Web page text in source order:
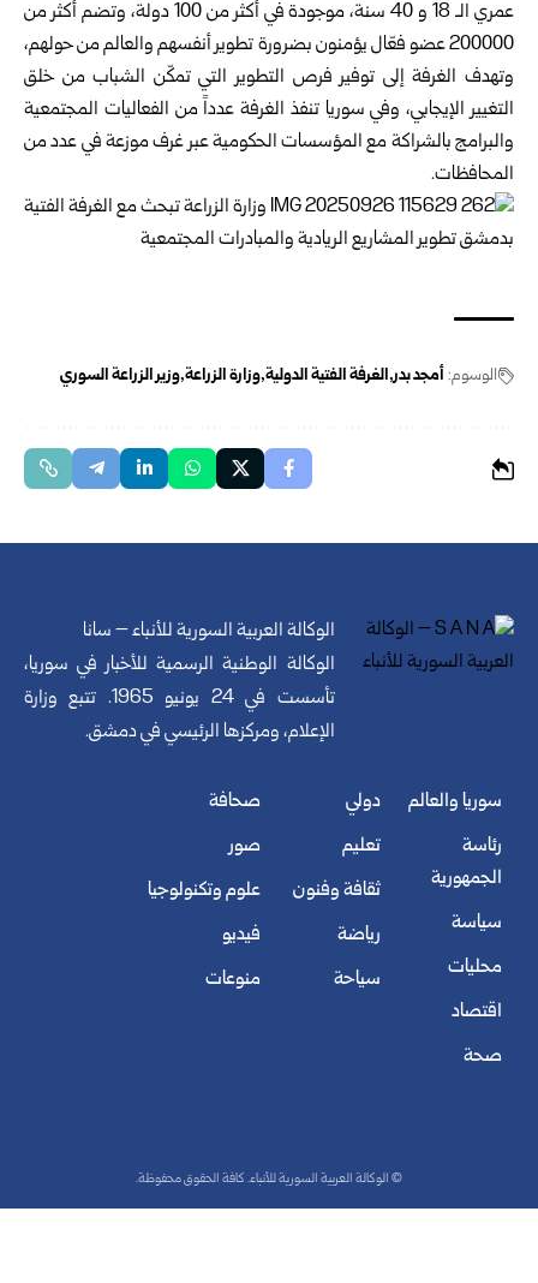
عمري ‏الـ ‌‏18 و 40 سنة، موجودة في أكثر من 100 دولة، وتضم أكثر من
‌‏200000 ‏عضو فعّال يؤمنون بضرورة تطوير أنفسهم والعالم من حولهم،
‏وتهدف ‏الغرفة إلى توفير فرص التطوير التي تمكّن الشباب من خلق
التغيير ‏الإيجابي، وفي سوريا تنفذ الغرفة عدداً من الفعاليات المجتمعية
والبرامج بالشراكة مع المؤسسات الحكومية ‏عبر غرف موزعة في عدد من
المحافظات.
الوسوم: أمجد بدر الغرفة الفتية الدولية وزارة الزراعة وزير الزراعة السوري
الوكالة العربية السورية للأنباء – سانا
الوكالة الوطنية الرسمية للأخبار في سوريا،
تأسست في 24 يونيو 1965. تتبع وزارة
الإعلام، ومركزها الرئيسي في دمشق.
سوريا والعالم
رئاسة
الجمهورية
سياسة
محليات
اقتصاد
صحة
دولي
تعليم
ثقافة وفنون
رياضة
سياحة
صحافة
صور
علوم وتكنولوجيا
فيديو
منوعات
© الوكالة العربية السورية للأنباء. كافة الحقوق محفوظة.